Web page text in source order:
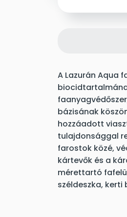
A Lazurán Aqua
bázisának
hozzáadott
tulajdonsággal
farostok közé,
kártevők és a
mérettartó
széldeszka,